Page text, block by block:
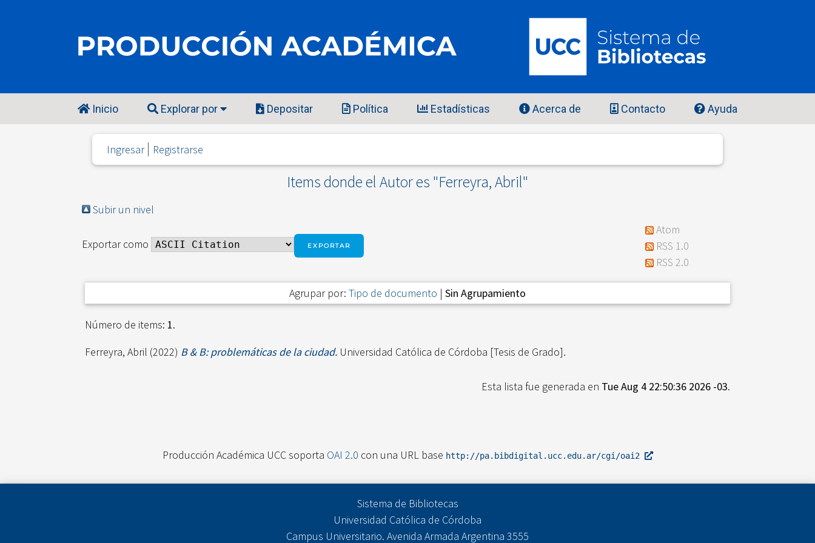
Inicio Explorar por Depositar Política Estadísticas Acerca de Contacto Ayuda
Ingresar Registrarse
Items donde el Autor es "Ferreyra, Abril"
Subir un nivel
Exportar como
Atom
RSS 1.0
RSS 2.0
Agrupar por: Tipo de documento | Sin Agrupamiento
Número de items: 1.
Ferreyra, Abril (2022) B & B: problemáticas de la ciudad. Universidad Católica de Córdoba [Tesis de Grado].
Esta lista fue generada en Tue Aug 4 22:50:36 2026 -03.
Producción Académica UCC soporta OAI 2.0 con una URL base http://pa.bibdigital.ucc.edu.ar/cgi/oai2
Sistema de Bibliotecas
Universidad Católica de Córdoba
Campus Universitario. Avenida Armada Argentina 3555